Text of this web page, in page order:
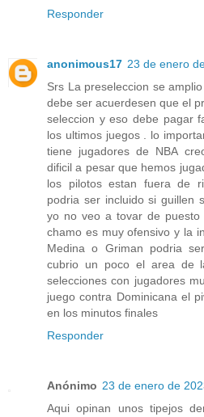
Responder
anonimous17 23 de enero
Srs La preseleccion se
debe ser acuerdesen que el
seleccion y eso debe pagar
los ultimos juegos . lo
tiene jugadores de NBA
dificil a pesar que hemos
los pilotos estan fuera de
podria ser incluido si guillen
yo no veo a tovar de
chamo es muy ofensivo y la
Medina o Griman podria
cubrio un poco el area de
selecciones con jugadores
juego contra Dominicana el
en los minutos finales
Responder
Anónimo 23 de enero de
Aqui opinan unos tipejos